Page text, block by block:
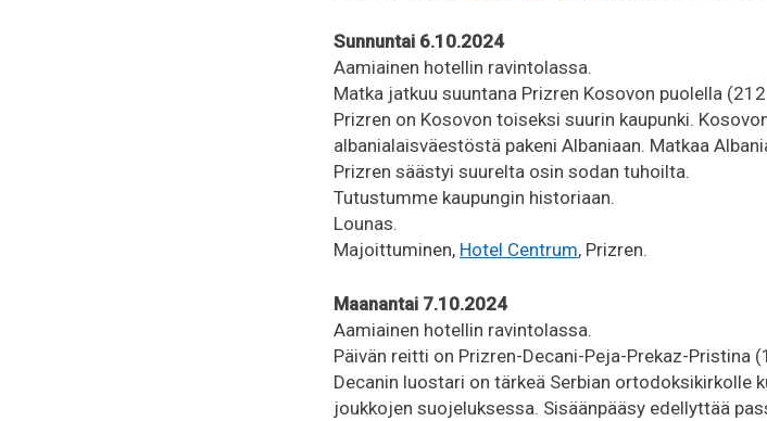
Sunnuntai 6.10.2024
Aamiainen hotellin ravintolassa.
Matka jatkuu suuntana Prizren Kosovon puolella
Prizren on Kosovon toiseksi suurin kaupunki.
albanialaisväestöstä pakeni Albaniaan. Matkaa
Prizren säästyi suurelta osin sodan tuhoilta.
Tutustumme kaupungin historiaan.
Lounas.
Majoittuminen, Hotel Centrum, Prizren.
Maanantai 7.10.2024
Aamiainen hotellin ravintolassa.
Päivän reitti on Prizren-Decani-Peja-Prekaz-Pristina
Decanin luostari on tärkeä Serbian ortodoksikirkolle
joukkojen suojeluksessa. Sisäänpääsy edellyttää